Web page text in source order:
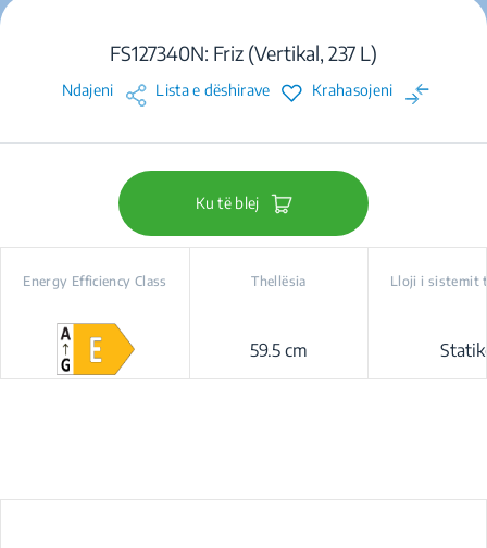
FS127340N: Friz (Vertikal, 237 L)
Ndajeni Lista e dëshirave Krahasojeni
Ku të blej
Energy Efficiency Class Thellësia
59.5 cm
Lloji i sistemit